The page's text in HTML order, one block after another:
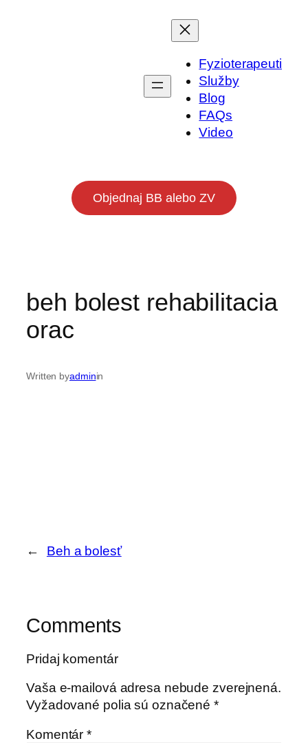
Fyzioterapeuti
Služby
Blog
FAQs
Video
Objednaj BB alebo ZV
beh bolest rehabilitacia
orac
Written byadminin
← Beh a bolesť
Comments
Pridaj komentár
Vaša e-mailová adresa nebude zverejnená.
Vyžadované polia sú označené*
Komentár*